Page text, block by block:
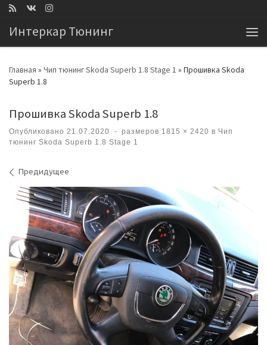
Интеркар Тюнинг
Главная » Чип тюнинг Skoda Superb 1.8 Stage 1 » Прошивка Skoda
Superb 1.8
Прошивка Skoda Superb 1.8
Опубликовано 21.07.2020 - размеров 1815 × 2420 в Чип
тюнинг Skoda Superb 1.8 Stage 1
Навигация по изображениям
Предидущее